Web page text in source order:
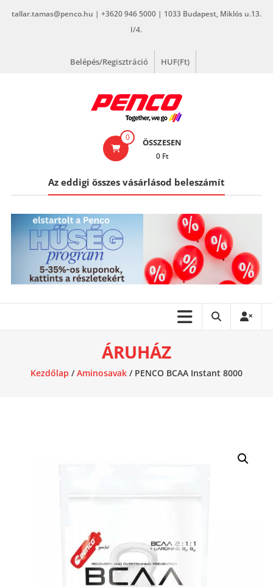
tallar.tamas@penco.hu | +3620 946 5000 | 1033 Budapest, Miklós u.13.
I/4.
Belépés/Regisztráció HUF(Ft)
0 ÖSSZESEN
0 Ft
Az eddigi összes vásárlásod beleszámít
ÁRUHÁZ
Kezdőlap /Aminosavak/ PENCO BCAA Instant 8000